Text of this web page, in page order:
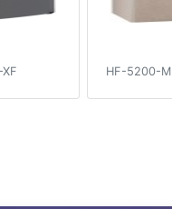
HF-5200-M